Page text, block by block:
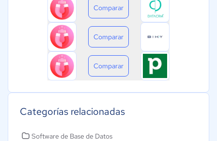
Comparar
Comparar
Comparar
Categorías relacionadas
Software de Base de Datos